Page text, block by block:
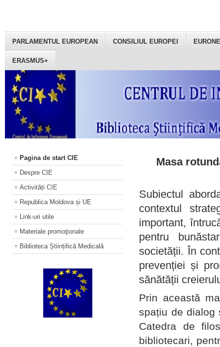
PARLAMENTUL EUROPEAN CONSILIUL EUROPEI
ERASMUS+
Pagina de start CIE
Despre CIE
Activități CIE
Republica Moldova și UE
Link-uri utile
Materiale promoţionale
Biblioteca Științifică Medicală
Masa
Subiectul
contextul
important,
pentru
societății. În
prevenției și
sănătății
Prin această
spațiu de dialog
Catedra de
bibliotecari,